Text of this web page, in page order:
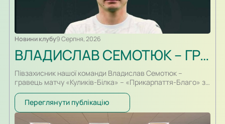
Новини клубу9 Серпня, 2026
ВЛАДИСЛАВ СЕМОТЮК – ГРАВЕЦЬ МАТЧУ
Півзахисник нашої команди Владислав Семотюк –
гравець матчу «Куликів-Білка» – «Прикарпаття-Благо» за
версією інформаційного партнера ПФЛ, порталу
SportArena. У грі проти своєї колишньої команди
Владислав відзначився одразу двома результативними
ударами та допоміг ФК «Куликів-Білка» здобути перемогу!
Переглянути публікацію